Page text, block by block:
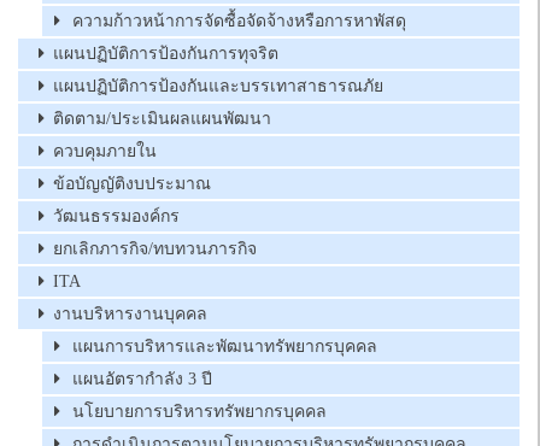
ความก้าวหน้าการจัดซื้อจัดจ้างหรือการหาพัสดุ
แผนปฏิบัติการป้องกันการทุจริต
แผนปฏิบัติการป้องกันและบรรเทาสาธารณภัย
ติดตาม/ประเมินผลแผนพัฒนา
ควบคุมภายใน
ข้อบัญญัติงบประมาณ
วัฒนธรรมองค์กร
ยกเลิกภารกิจ/ทบทวนภารกิจ
ITA
งานบริหารงานบุคคล
แผนการบริหารและพัฒนาทรัพยากรบุคคล
แผนอัตรากำลัง 3 ปี
นโยบายการบริหารทรัพยากรบุคคล